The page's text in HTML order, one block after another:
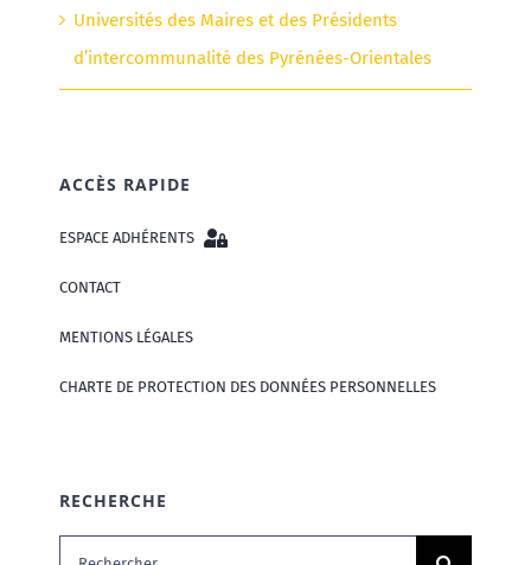
Universités des Maires et des Présidents
d’intercommunalité des Pyrénées-Orientales
ACCÈS RAPIDE
ESPACE ADHÉRENTS
CONTACT
MENTIONS LÉGALES
CHARTE DE PROTECTION DES DONNÉES PERSONNELLES
RECHERCHE
Rechercher: